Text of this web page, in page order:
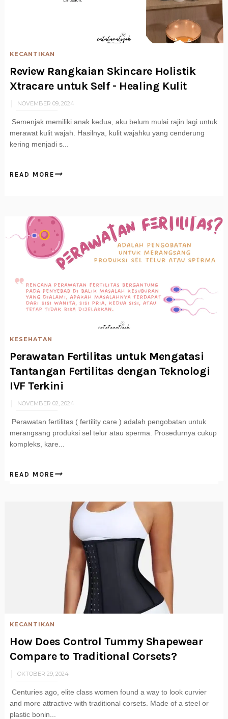
KECANTIKAN
Review Rangkaian Skincare Holistik
Xtracare untuk Self - Healing Kulit
NOVEMBER 09, 2024
Semenjak memiliki anak kedua, aku belum mulai rajin lagi untuk
merawat kulit wajah. Hasilnya, kulit wajahku yang cenderung
kering menjadi s...
READ MORE
KESEHATAN
Perawatan Fertilitas untuk Mengatasi
Tantangan Fertilitas dengan Teknologi
IVF Terkini
NOVEMBER 02, 2024
Perawatan fertilitas ( fertility care ) adalah pengobatan untuk
merangsang produksi sel telur atau sperma. Prosedurnya cukup
kompleks, kare...
READ MORE
KECANTIKAN
How Does Control Tummy Shapewear
Compare to Traditional Corsets?
OKTOBER 29, 2024
Centuries ago, elite class women found a way to look curvier
and more attractive with traditional corsets. Made of a steel or
plastic bonin...